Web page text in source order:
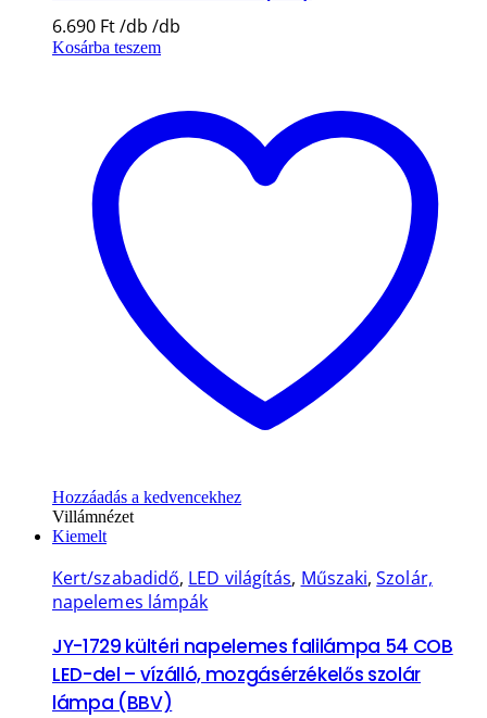
6.690 Ft
Kosárba teszem
Hozzáadás a kedvencekhez
Villámnézet
Kiemelt
Kert/szabadidő, LED világítás, Műszaki,Szolár,
napelemes lámpák
JY-1729 kültéri napelemes falilámpa 54 COB
LED-del – vízálló, mozgásérzékelős szolár
lámpa (BBV)